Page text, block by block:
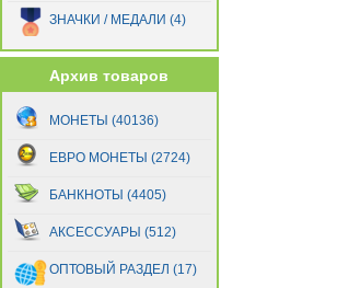
Словения
Финляндия
Франция(184)
Хорватия(6)
Эстония
ЗНАЧКИ / МЕДАЛИ (4)
Архив товаров
МОНЕТЫ (40136)
ЕВРО МОНЕТЫ (2724)
БАНКНОТЫ (4405)
АКСЕССУАРЫ (512)
ОПТОВЫЙ РАЗДЕЛ (17)